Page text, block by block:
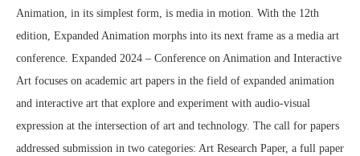
Animation, in its simplest form, is media in motion. With the 12th
edition, Expanded Animation morphs into its next frame as a media art
conference. Expanded 2024 – Conference on Animation and Interactive
Art focuses on academic art papers in the field of expanded animation
and interactive art that explore and experiment with audio-visual
expression at the intersection of art and technology. The call for papers
addressed submission in two categories: Art Research Paper, a full paper